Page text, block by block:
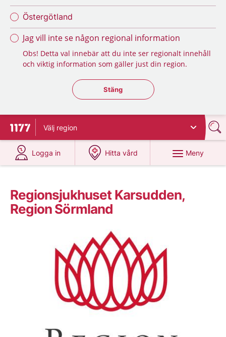
Östergötland
Jag vill inte se någon regional information
Obs! Detta val innebär att du inte ser regionalt innehåll
och viktig information som gäller just din region.
Stäng regionsväljaren
Stäng
Till startsidan för 1177
Välj region
Logga in
på 1177.se
Hitta vård
på 1177.se
Meny
Regionsjukhuset Karsudden,
Region Sörmland